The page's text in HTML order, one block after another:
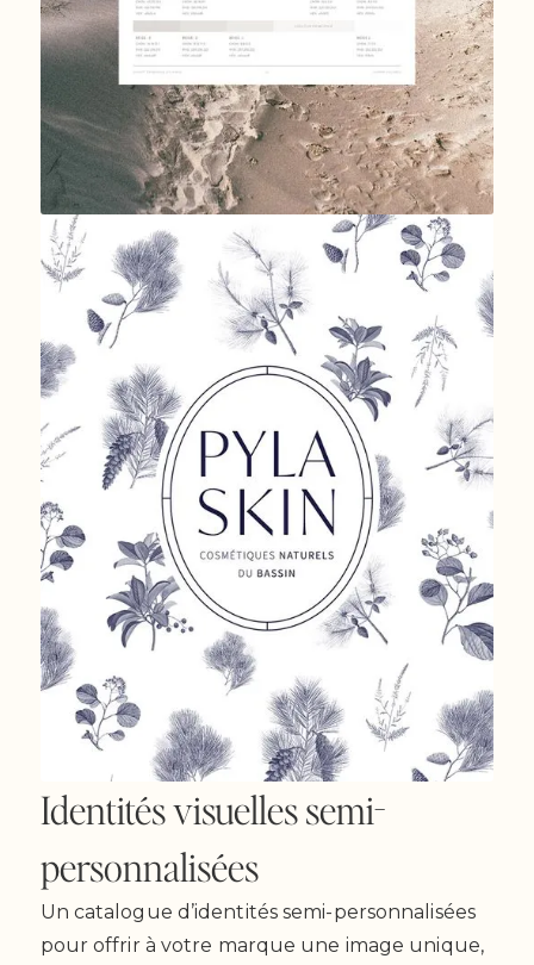
Identités visuelles semi-
personnalisées
Un catalogue d’identités semi-personnalisées
pour offrir à votre marque une image unique,